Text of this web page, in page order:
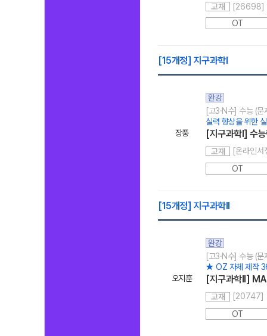
교재
[26698]
OT
[15개정] 지구과학l
장풍
완강
[고3·N수] 수능 (문
실력 향상을 위한
[지구과학I] 수
교재
OT
[15개정] 지구과학ll
오지훈
완강
[고3·N수] 수능 (문
★ OZ 자체 제작
[지구과학ll]
교재
[20747]
OT